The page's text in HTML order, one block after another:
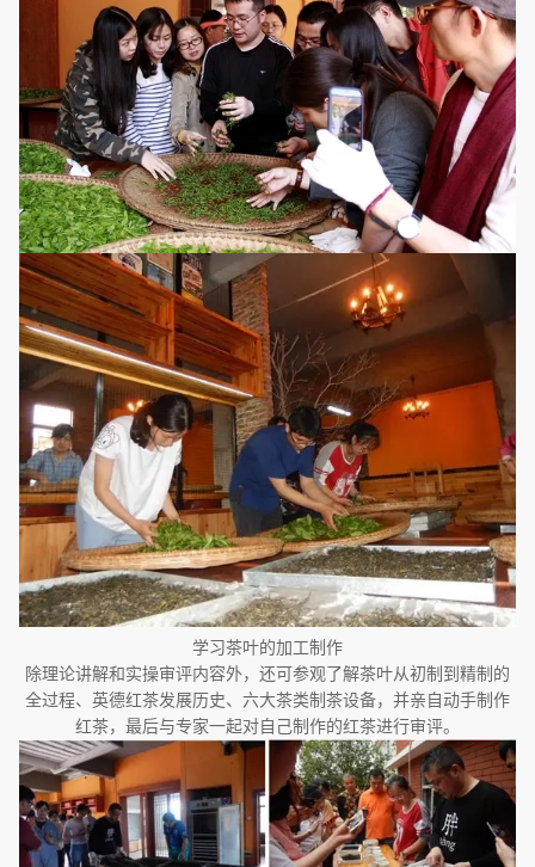
学习茶叶的加工制作
除理论讲解和实操审评内容外，还可参观了解茶叶从初制到精制的
全过程、英德红茶发展历史、六大茶类制茶设备，并亲自动手制作
红茶，最后与专家一起对自己制作的红茶进行审评。